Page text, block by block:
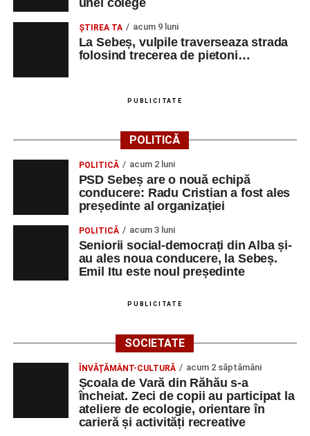
SAVINI DUE SRL
CONTROLOR
CALITATE
BELLA ARTE ADDA
MAROCHINER-
CONFECTIONER
COMANDA
5 0745580122
SERVICII SRL
NECALIFICAT LA
ASAMBLAREA,
MONTAREA
PIESELOR
SC SALV METAL
SRL
MASINIST LA
MASINI
SPECIALE DE
ASCHIERE
1
TRIMODA SRL VÂNZATOR 1
0755461400
ASISTENT
ELECTRICE IN
HIDROCENTRALE
„HIDROELECTRICA”
SA BUCURESTI
INGINER
CONSTRUCTII
HIDROTEHNICE
unei colege
ŞTIREA TA acum 9 luni
La Sebeș, vulpile traverseaza strada
folosind trecerea de pietoni…
PUBLICITATE
POLITICĂ
POLITICĂ acum 2 luni
PSD Sebeș are o nouă echipă
conducere: Radu Cristian a fost ales
președinte al organizației
POLITICĂ acum 3 luni
Seniorii social-democrați din Alba și-
au ales noua conducere, la Sebeș.
Emil Itu este noul președinte
PUBLICITATE
SOCIETATE
ÎNVĂȚĂMÂNT-CULTURĂ acum 2 săptămâni
Școala de Vară din Răhău s-a
încheiat. Zeci de copii au participat la
ateliere de ecologie, orientare în
carieră și activități recreative